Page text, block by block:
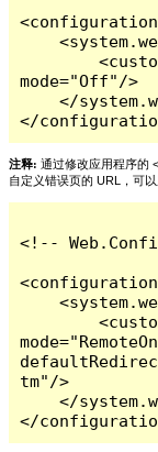
    <system.web>
        <customErrors
mode="Off"/>
    </system.web>
</
注释: 通过修改应用程序的
自定义错误页的 URL，可
<!--
    <system.web>
        <customErrors
tm"/>
    </system.web>
</